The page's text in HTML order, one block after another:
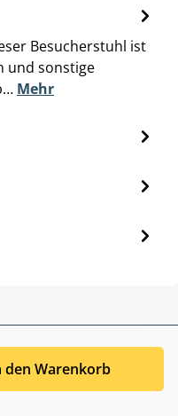
Besucherstuhl ist
und sonstige
Mehr
den Warenkorb